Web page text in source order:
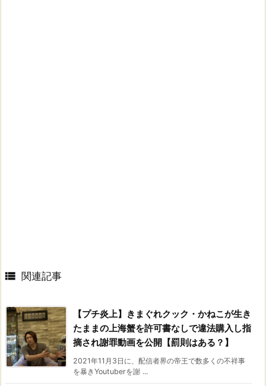
 関連記事
【プチ炎上】きまぐれクック・かねこが生き
たままの上海蟹を許可書なしで違法購入し指
摘され謝罪動画を公開【罰則はある？】
2021年11月3日に、配信者界の帝王で数多くの不祥事
を暴きYoutuberを謝 ...